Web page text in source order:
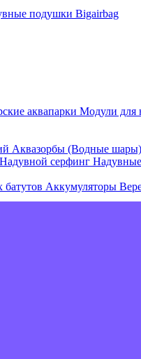
подушки Bigairbag
аквапарки Модули для
Аквазорбы (Водные шары)
Надувной серфинг
Аккумуляторы